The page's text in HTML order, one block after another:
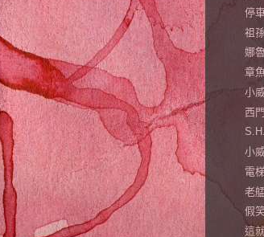
停車
祖
娜
章
小
西
小
電
老
假
這